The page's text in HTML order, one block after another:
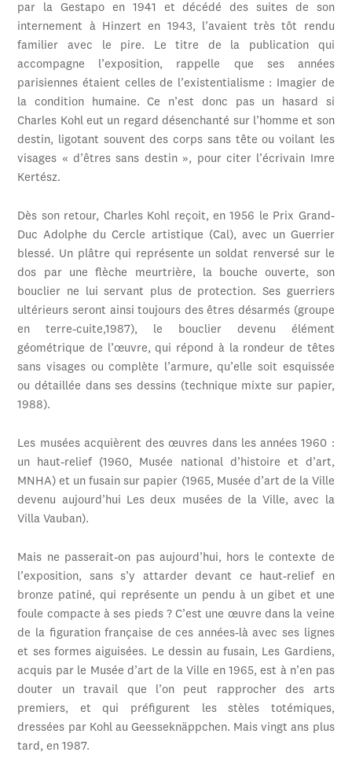
par la Gestapo en 1941 et décédé des suites de son
internement à Hinzert en 1943, l’avaient très tôt rendu
familier avec le pire. Le titre de la publication qui
accompagne l’exposition, rappelle que ses années
parisiennes étaient celles de l’existentialisme : Imagier de
la condition humaine. Ce n’est donc pas un hasard si
Charles Kohl eut un regard désenchanté sur l’homme et son
destin, ligotant souvent des corps sans tête ou voilant les
visages « d’êtres sans destin », pour citer l’écrivain Imre
Kertész.
Dès son retour, Charles Kohl reçoit, en 1956 le Prix Grand-
Duc Adolphe du Cercle artistique (Cal), avec un Guerrier
blessé. Un plâtre qui représente un soldat renversé sur le
dos par une flèche meurtrière, la bouche ouverte, son
bouclier ne lui servant plus de protection. Ses guerriers
ultérieurs seront ainsi toujours des êtres désarmés (groupe
en terre-cuite,1987), le bouclier devenu élément
géométrique de l’œuvre, qui répond à la rondeur de têtes
sans visages ou complète l’armure, qu’elle soit esquissée
ou détaillée dans ses dessins (technique mixte sur papier,
1988).
Les musées acquièrent des œuvres dans les années 1960 :
un haut-relief (1960, Musée national d’histoire et d’art,
MNHA) et un fusain sur papier (1965, Musée d’art de la Ville
devenu aujourd’hui Les deux musées de la Ville, avec la
Villa Vauban).
Mais ne passerait-on pas aujourd’hui, hors le contexte de
l’exposition, sans s’y attarder devant ce haut-relief en
bronze patiné, qui représente un pendu à un gibet et une
foule compacte à ses pieds ? C’est une œuvre dans la veine
de la figuration française de ces années-là avec ses lignes
et ses formes aiguisées. Le dessin au fusain, Les Gardiens,
acquis par le Musée d’art de la Ville en 1965, est à n’en pas
douter un travail que l’on peut rapprocher des arts
premiers, et qui préfigurent les stèles totémiques,
dressées par Kohl au Geesseknäppchen. Mais vingt ans plus
tard, en 1987.